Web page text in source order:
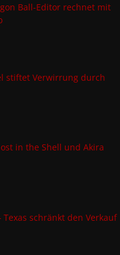
Ball-Editor rechnet mit
stiftet Verwirrung durch
in the Shell und Akira
schränkt den Verkauf